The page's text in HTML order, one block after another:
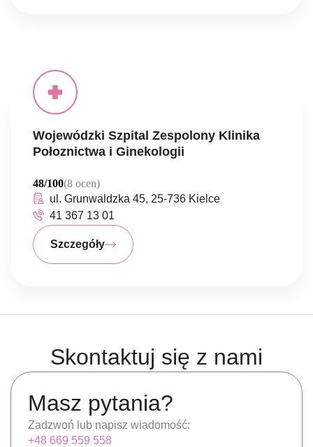
Wojewódzki Szpital Zespolony Klinika
Połoznictwa i Ginekologii
48/100(8 ocen)
ul. Grunwaldzka 45, 25-736 Kielce
41 367 13 01
Szczegóły
Skontaktuj się z nami
Masz pytania?
Zadzwoń lub napisz wiadomość:
+48 669 559 558